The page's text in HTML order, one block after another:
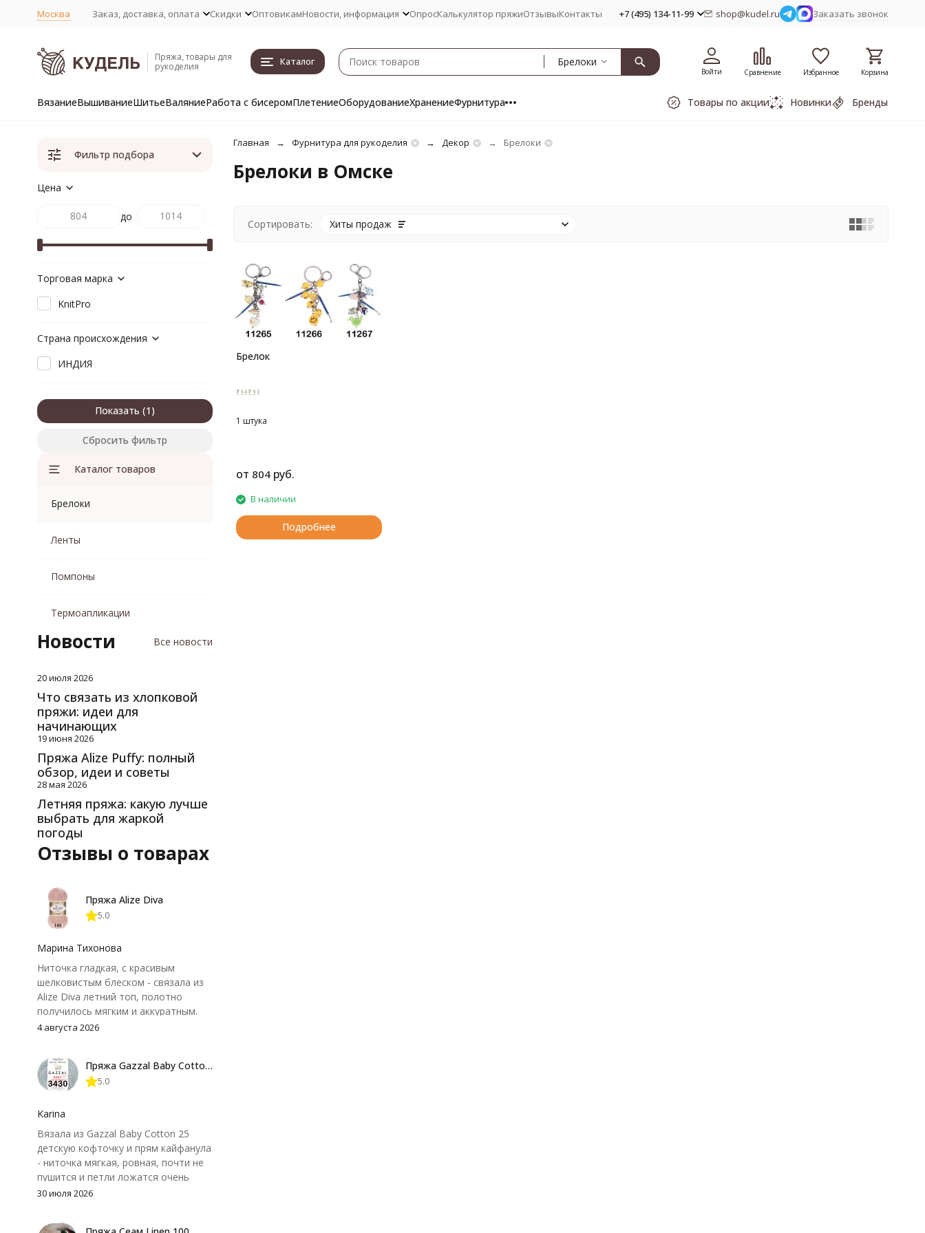
Москва Заказ, доставка, оплата Скидки ОптовикамНовости, информация ОпросКалькулятор пряжиОтзывыКонтакты +7 (495) 134-11-99 shop@kudel.ru Заказать звонок
Пряжа, товары для
рукоделия
Каталог Брелоки
Войти Сравнение Избранное Корзина
ВязаниеВышиваниеШитьеВаляниеРабота с бисеромПлетениеОборудованиеХранениеФурнитура Товары по акции Новинки Бренды
Главная Фурнитура для рукоделия Декор Брелоки
Брелоки в Омске
Сортировать: Хиты продаж
Брелок
1 штука
от 804 руб.
В наличии
Подробнее
Фильтр подбора
Цена
до
Торговая марка
KnitPro
Страна происхождения
ИНДИЯ
Показать
Сбросить фильтр
Каталог товаров
Брелоки
Ленты
Помпоны
Термоапликации
Новости Все новости
20 июля 2026
Что связать из хлопковой
пряжи: идеи для
начинающих
19 июня 2026
Пряжа Alize Puffy: полный
обзор, идеи и советы
28 мая 2026
Летняя пряжа: какую лучше
выбрать для жаркой
погоды
Отзывы о товарах
Пряжа Alize Diva
5.0
Марина Тихонова
Ниточка гладкая, с красивым
шелковистым блеском - связала из
Alize Diva летний топ, полотно
получилось мягким и аккуратным.
Петли хорошо видны, вяжется
нюанс - пряжа немного скользит и
иногда расслаивается, пришлось
крючок поудобнее.
4 августа 2026
Пряжа Gazzal Baby Cotton 25
5.0
Karina
Вязала из Gazzal Baby Cotton 25
детскую кофточку и прям кайфанула
- ниточка мягкая, ровная, почти не
пушится и петли ложатся очень
аккуратно. После стирки полотно
потеряло, цвет тоже не стал
30 июля 2026